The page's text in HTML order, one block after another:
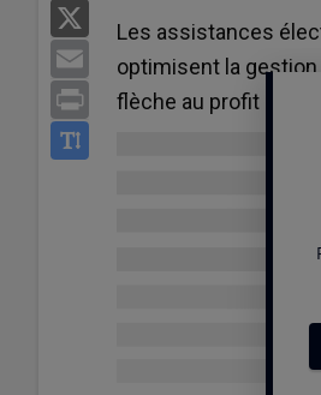
Email
Print
Les assistances
optimisent la
flèche au profit de la